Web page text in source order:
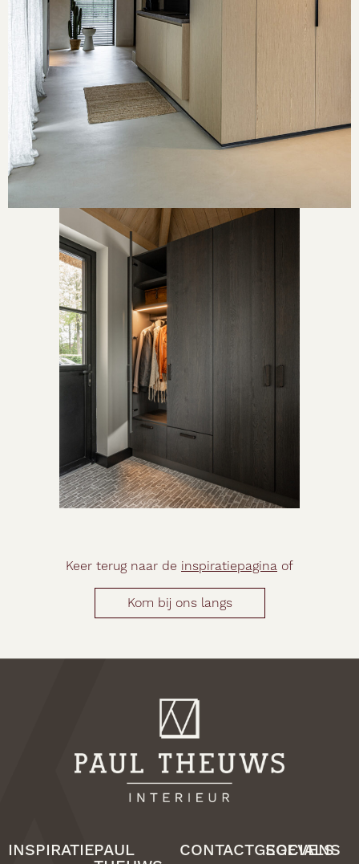
Keer terug naar de inspiratiepagina of
Kom bij ons langs
INSPIRATIEPAUL CONTACTGEGEVENS
SOCIALS